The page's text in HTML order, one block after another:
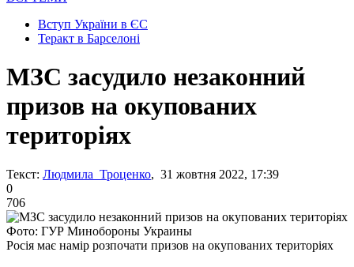
Вступ України в ЄС
Теракт в Барселоні
МЗС засудило незаконний
призов на окупованих
територіях
Текст: Людмила Троценко, 31 жовтня 2022, 17:39
0
706
Фото: ГУР Минобороны Украины
Росія має намір розпочати призов на окупованих територіях